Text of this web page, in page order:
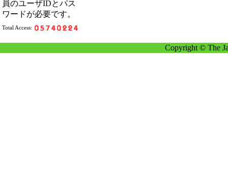
員のユーザIDとパス
ワードが必要です。
Total Access:
Copyright © The